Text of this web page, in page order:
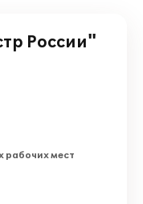
России"
рабочих мест